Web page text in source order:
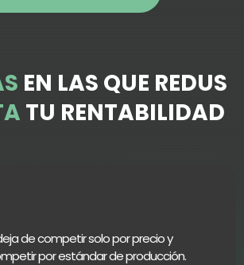
EN LAS QUE REDUS
TU RENTABILIDAD
de competir solo por precio y
por estándar de producción.